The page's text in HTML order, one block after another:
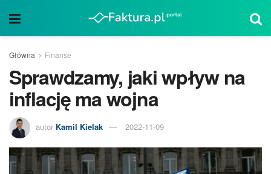
Główna Finanse
Sprawdzamy, jaki wpływ na
inflację ma wojna
autor Kamil Kielak 2022-11-09